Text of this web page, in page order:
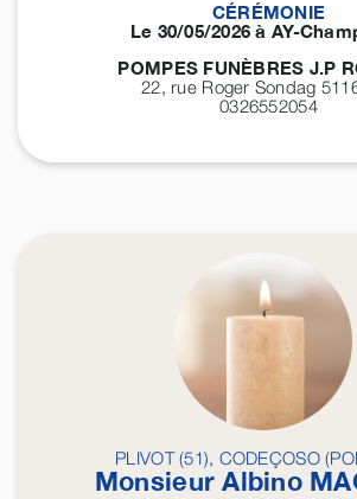
CÉRÉMONIE
Le 30/05/2026 à AY-
POMPES FUNÈBRES J.P
22, rue Roger Sondag
0326552054
PLIVOT (51), CODEÇOSO
Monsieur Albino